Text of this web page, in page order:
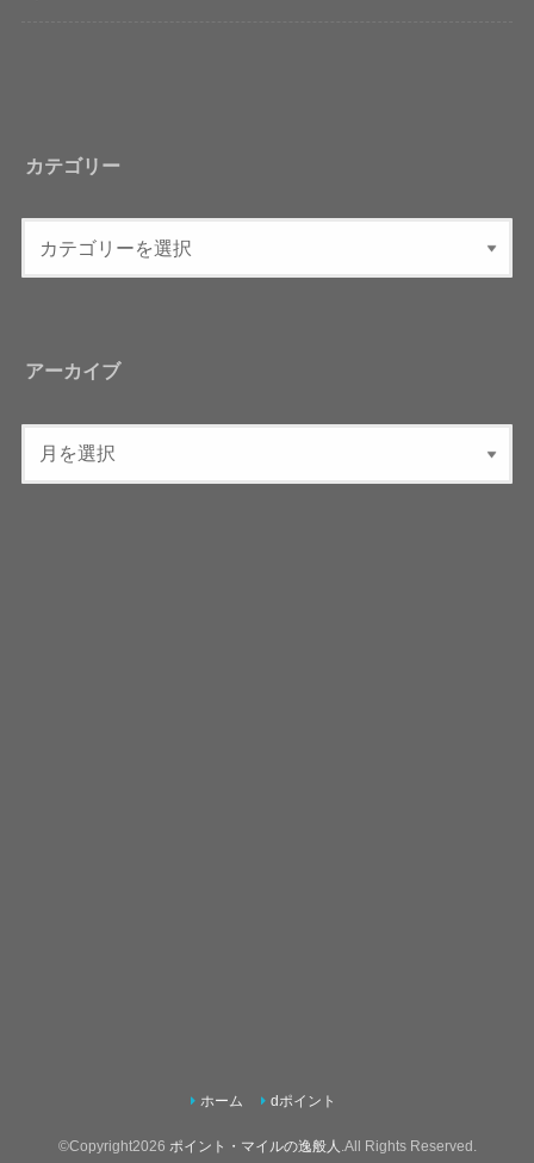
カテゴリー
アーカイブ
ホーム dポイント
©Copyright2026 ポイント・マイルの逸般人 .All Rights Reserved.